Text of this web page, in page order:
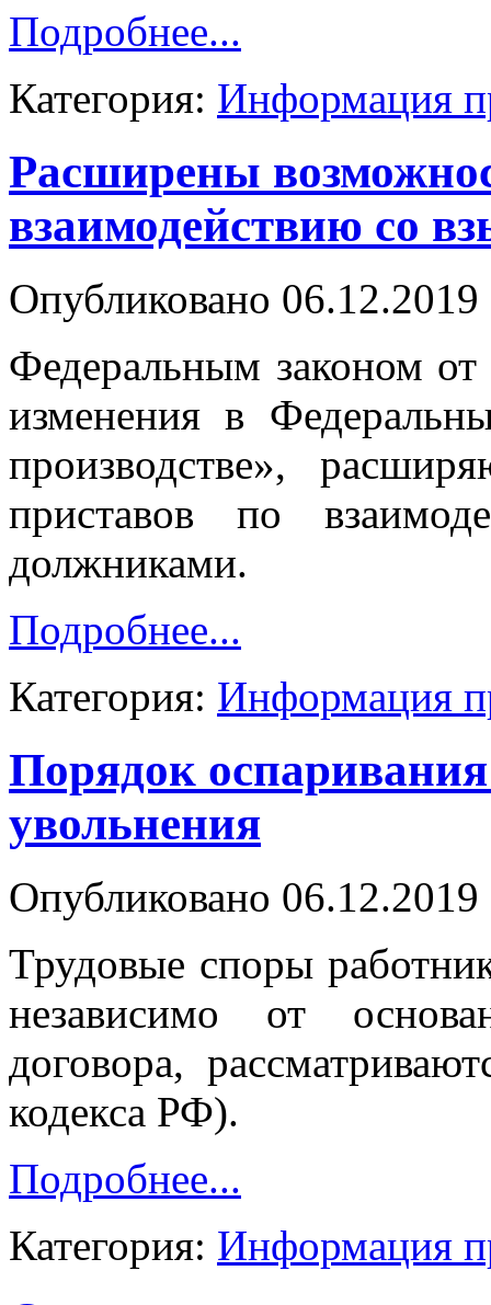
Подробнее...
Категория: Информация
Расширены
взаимодействию со
Опубликовано
Федеральным законом
изменения в
производстве»,
приставов по
должниками.
Подробнее...
Категория: Информация
Порядок
увольнения
Опубликовано
Трудовые споры
независимо от
договора,
кодекса РФ).
Подробнее...
Категория: Информация